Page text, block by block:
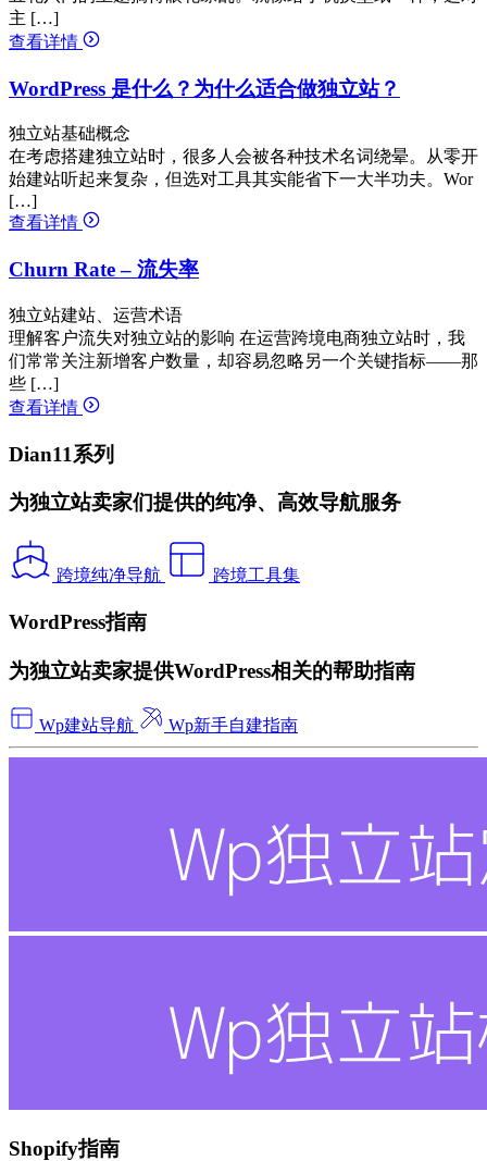
主 […]
查看详情
WordPress 是什么？为什么适合做独立站？
独立站基础概念
在考虑搭建独立站时，很多人会被各种技术名词绕晕。从零开
始建站听起来复杂，但选对工具其实能省下一大半功夫。Wor
[…]
查看详情
Churn Rate – 流失率
独立站建站、运营术语
理解客户流失对独立站的影响 在运营跨境电商独立站时，我
们常常关注新增客户数量，却容易忽略另一个关键指标——那
些 […]
查看详情
Dian11系列
为独立站卖家们提供的纯净、高效导航服务
跨境纯净导航 跨境工具集
WordPress指南
为独立站卖家提供WordPress相关的帮助指南
Wp建站导航 Wp新手自建指南
Shopify指南